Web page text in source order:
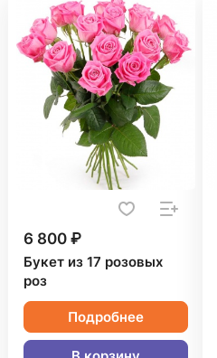
6 800 ₽
Букет из 17 розовых
роз
Подробнее